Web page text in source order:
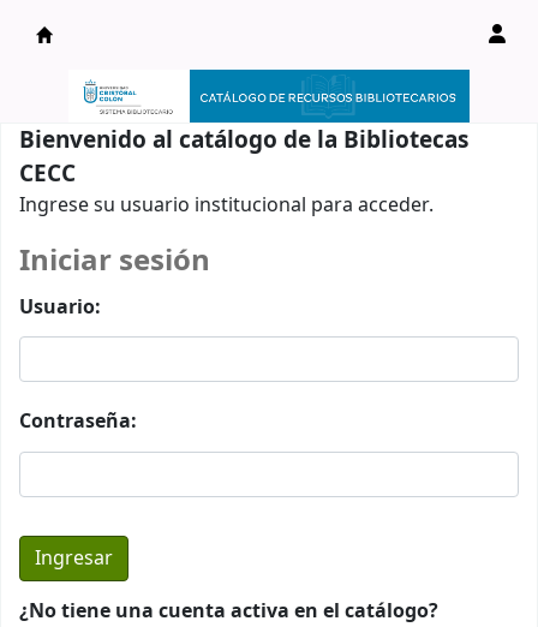
Catálogo en línea
Bienvenido al catálogo de la Bibliotecas
CECC
Ingrese su usuario institucional para acceder.
Iniciar sesión
Usuario:
Contraseña:
¿No tiene una cuenta activa en el catálogo?